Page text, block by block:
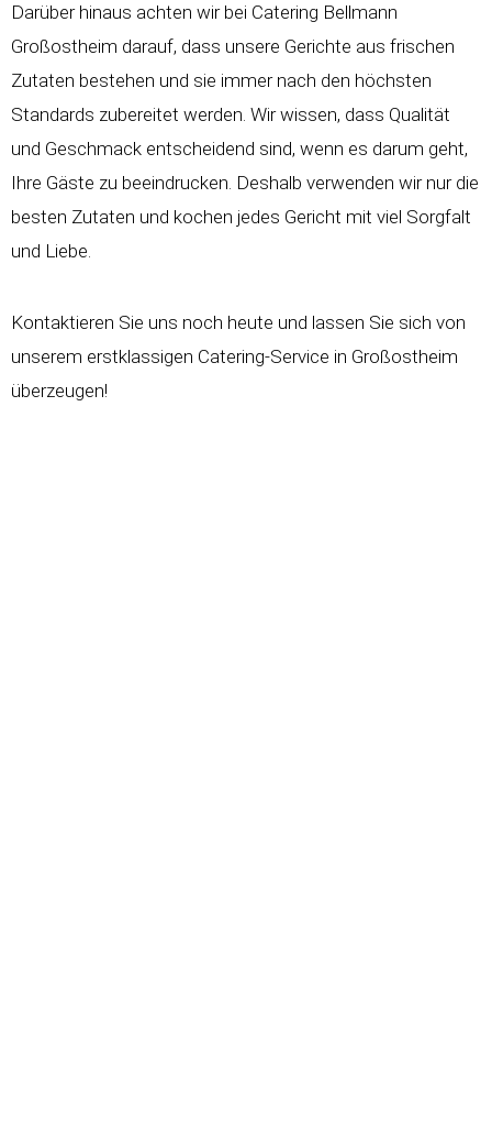
Darüber hinaus achten wir bei Catering Bellmann
Großostheim darauf, dass unsere Gerichte aus frischen
Zutaten bestehen und sie immer nach den höchsten
Standards zubereitet werden. Wir wissen, dass Qualität
und Geschmack entscheidend sind, wenn es darum geht,
Ihre Gäste zu beeindrucken. Deshalb verwenden wir nur die
besten Zutaten und kochen jedes Gericht mit viel Sorgfalt
und Liebe.
Kontaktieren Sie uns noch heute und lassen Sie sich von
unserem erstklassigen Catering-Service in Großostheim
überzeugen!